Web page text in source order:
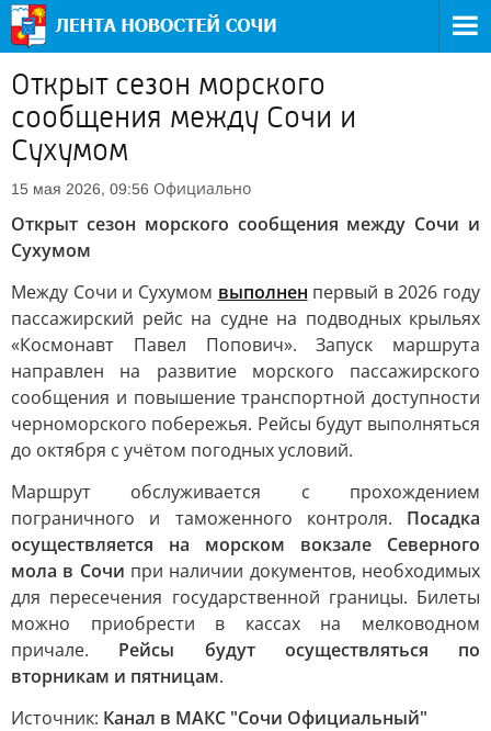
Открыт сезон морского
сообщения между Сочи и
Сухумом
15 мая 2026, 09:56 Официально
Открыт сезон морского сообщения между Сочи и
Сухумом
Между Сочи и Сухумом выполнен первый в 2026 году
пассажирский рейс на судне на подводных крыльях
«Космонавт Павел Попович». Запуск маршрута
направлен на развитие морского пассажирского
сообщения и повышение транспортной доступности
черноморского побережья. Рейсы будут выполняться
до октября с учётом погодных условий.
Маршрут обслуживается с прохождением
пограничного и таможенного контроля. Посадка
осуществляется на морском вокзале Северного
мола в Сочи при наличии документов, необходимых
для пересечения государственной границы. Билеты
можно приобрести в кассах на мелководном
причале. Рейсы будут осуществляться по
вторникам и пятницам.
Источник: Канал в МАКС "Сочи Официальный"